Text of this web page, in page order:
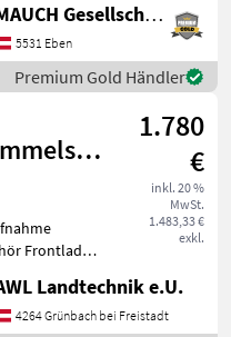
lagernd in
freue
MAUCH Gesellschaft m.b.H. & Co.KG, Eben
5531 Eben
Premium Gold Händler
1.780
€
inkl. 20 %
MwSt.
1.483,33 €
exkl.
Frontlader-
Landtechnik e.U.
4264 Grünbach bei Freistadt